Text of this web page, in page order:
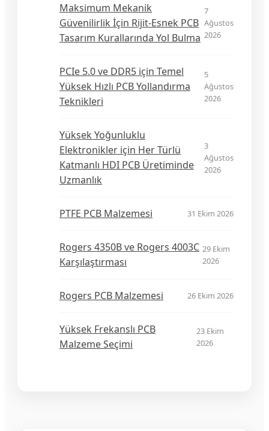
Maksimum Mekanik
Güvenilirlik İçin Rijit-Esnek PCB
Tasarım Kurallarında Yol Bulma
7
Ağustos
2026
PCIe 5.0 ve DDR5 için Temel
Yüksek Hızlı PCB Yollandırma
Teknikleri
5
Ağustos
2026
Yüksek Yoğunluklu
Elektronikler için Her Türlü
Katmanlı HDI PCB Üretiminde
Uzmanlık
3
Ağustos
2026
PTFE PCB Malzemesi 31 Ekim 2026
Rogers 4350B ve Rogers 4003C
Karşılaştırması
29 Ekim
2026
Rogers PCB Malzemesi 26 Ekim 2026
Yüksek Frekanslı PCB
Malzeme Seçimi
23 Ekim
2026